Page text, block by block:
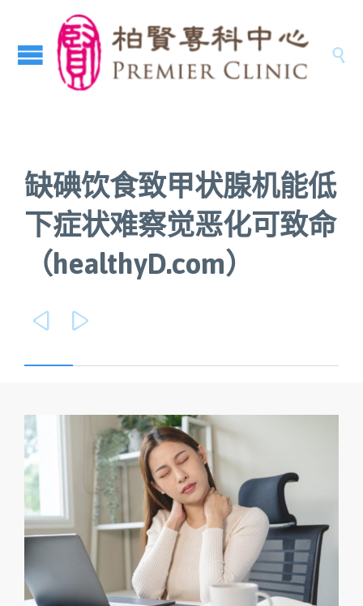

缺碘饮食致甲状腺机能低
下症状难察觉恶化可致命
（healthyD.com）
 